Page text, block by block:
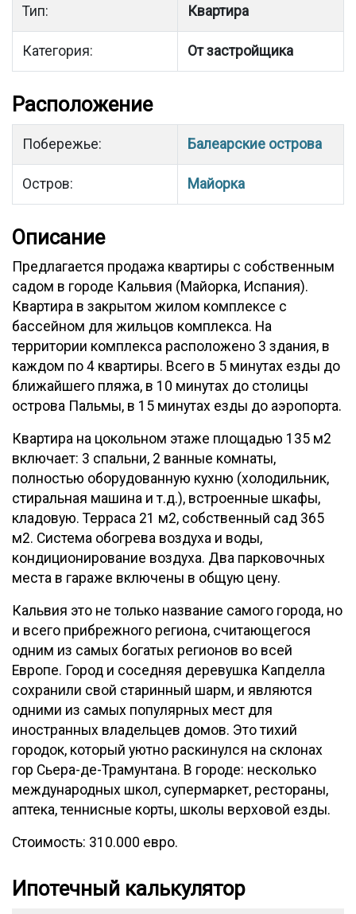
Тип: Квартира
Категория: От застройщика
Расположение
Побережье: Балеарские острова
Остров: Майорка
Описание
Предлагается продажа квартиры с собственным
садом в городе Кальвия (Майорка, Испания).
Квартира в закрытом жилом комплексе с
бассейном для жильцов комплекса. На
территории комплекса расположено 3 здания, в
каждом по 4 квартиры. Всего в 5 минутах езды до
ближайшего пляжа, в 10 минутах до столицы
острова Пальмы, в 15 минутах езды до аэропорта.
Квартира на цокольном этаже площадью 135 м2
включает: 3 спальни, 2 ванные комнаты,
полностью оборудованную кухню (холодильник,
стиральная машина и т.д.), встроенные шкафы,
кладовую. Терраса 21 м2, собственный сад 365
м2. Система обогрева воздуха и воды,
кондиционирование воздуха. Два парковочных
места в гараже включены в общую цену.
Кальвия это не только название самого города, но
и всего прибрежного региона, считающегося
одним из самых богатых регионов во всей
Европе. Город и соседняя деревушка Капделла
сохранили свой старинный шарм, и являются
одними из самых популярных мест для
иностранных владельцев домов. Это тихий
городок, который уютно раскинулся на склонах
гор Сьера-де-Трамунтана. В городе: несколько
международных школ, супермаркет, рестораны,
аптека, теннисные корты, школы верховой езды.
Стоимость: 310.000 евро.
Ипотечный калькулятор